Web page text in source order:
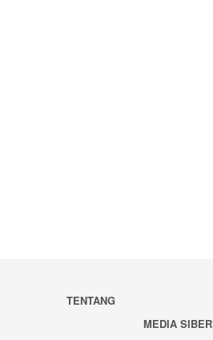
TENTANG
MEDIA SIBER